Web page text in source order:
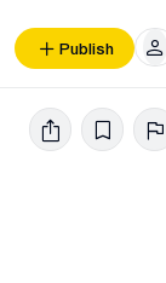
Publish